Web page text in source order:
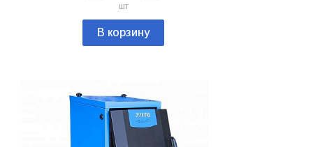
шт
В корзину